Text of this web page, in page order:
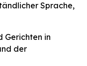
Sprache,
Gerichten in
der